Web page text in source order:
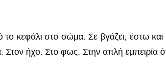
κεφάλι στο σώμα. Σε βγάζει, έστω
ήχο. Στο φως. Στην απλή εμπειρία